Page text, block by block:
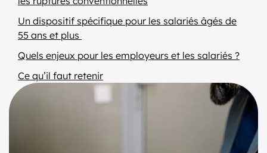
Un dispositif spécifique pour les salariés âgés de
55 ans et plus
Quels enjeux pour les employeurs et les salariés ?
Ce qu’il faut retenir